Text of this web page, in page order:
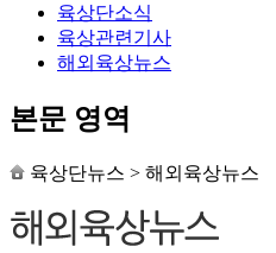
육상단소식
육상관련기사
해외육상뉴스
본문 영역
육상단뉴스 > 해외육상뉴스